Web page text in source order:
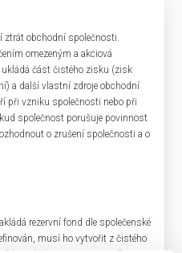
ztrát obchodní společnosti.
omezeným a akciová
ukládá část čistého zisku (zisk
a další vlastní zdroje obchodní
při vzniku společnosti nebo při
společnost porušuje povinnost
o zrušení společnosti a o
rezervní fond dle společenské
musí ho vytvořit z čistého